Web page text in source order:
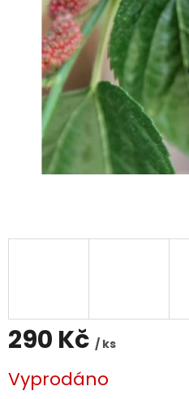
290 Kč / ks
cena:
Vyprodáno